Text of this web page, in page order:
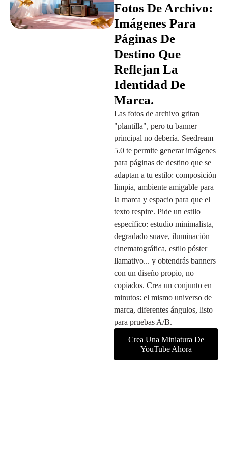
Fotos De Archivo:
Imágenes Para
Páginas De
Destino Que
Reflejan La
Identidad De
Marca.
Las fotos de archivo gritan
"plantilla", pero tu banner
principal no debería. Seedream
5.0 te permite generar imágenes
para páginas de destino que se
adaptan a tu estilo: composición
limpia, ambiente amigable para
la marca y espacio para que el
texto respire. Pide un estilo
específico: estudio minimalista,
degradado suave, iluminación
cinematográfica, estilo póster
llamativo... y obtendrás banners
con un diseño propio, no
copiados. Crea un conjunto en
minutos: el mismo universo de
marca, diferentes ángulos, listo
para pruebas A/B.
Crea Una Miniatura De
YouTube Ahora